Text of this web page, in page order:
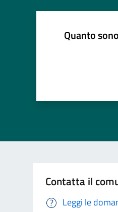
Quanto
Contatta il
Leggi le